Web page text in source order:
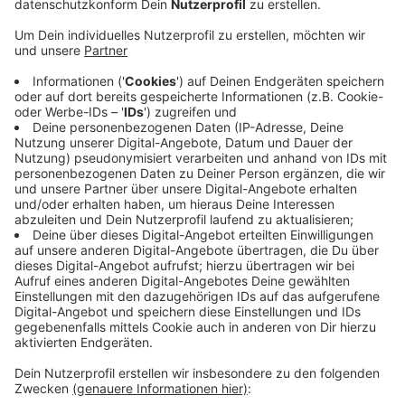
Wegen eines technischen Problems ist die
Stadtverwaltung aktuell nicht per Mail erreichbar.
2023 8.45 Uhr) mitgeteilt.
Veröffentlicht:Donnerstag, 07.12.2023 09:20
Anzeige
Zudem könnten derzeit auch keine E-Mails von der
Stadtverwaltung versendet werden. Der IT-
Dienstleister arbeite aber mit Hochdruck an der
Behebung der Störung. Wie lange die Störung dauert,
ist aktuell nicht vorherzusagen.